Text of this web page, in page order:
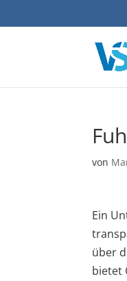
von
Ein
über
bietet